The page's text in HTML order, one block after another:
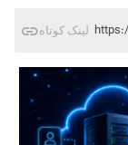
لینک کوتاه